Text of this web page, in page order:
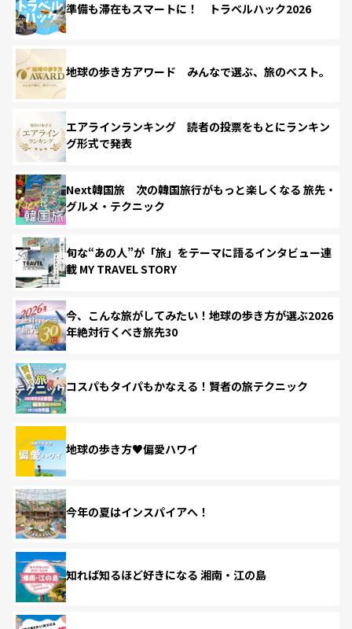
準備も滞在もスマートに！ トラベルハック2026
地球の歩き方アワード みんなで選ぶ、旅のベスト。
エアラインランキング 読者の投票をもとにランキン
グ形式で発表
Next韓国旅 次の韓国旅行がもっと楽しくなる 旅先・
グルメ・テクニック
旬な“あの人”が「旅」をテーマに語るインタビュー連
載 MY TRAVEL STORY
今、こんな旅がしてみたい！地球の歩き方が選ぶ2026
年絶対行くべき旅先30
コスパもタイパもかなえる！賢者の旅テクニック
地球の歩き方♥偏愛ハワイ
今年の夏はインスパイアへ！
知れば知るほど好きになる 湘南・江の島